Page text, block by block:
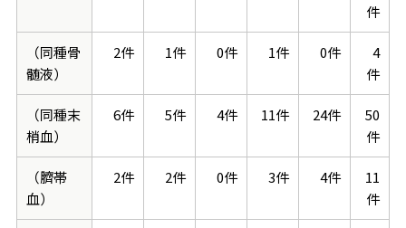
件
（同種骨
髄液）
2件 1件 0件 1件 0件
4
件
（同種末
梢血）
6件 5件 4件 11件 24件
50
件
（臍帯
血）
2件 2件 0件 3件 4件
11
件